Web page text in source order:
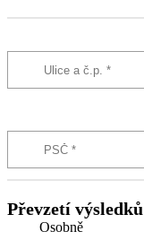
Převzetí výsledků
Osobně